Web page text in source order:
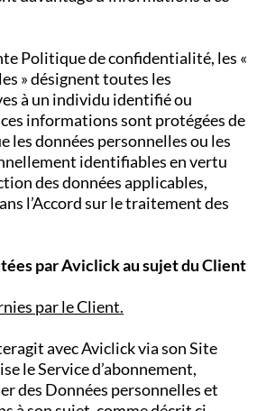
Politique de confidentialité, les «
» désignent toutes les
à un individu identifié ou
informations sont protégées de
les données personnelles ou les
identifiables en vertu
des données applicables,
l’Accord sur le traitement des
par Aviclick au sujet du Client
par le Client.
avec Aviclick via son Site
le Service d’abonnement,
des Données personnelles et